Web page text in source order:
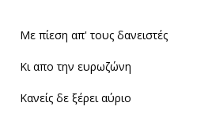
Με πίεση απ' τους δανειστές
Κι απο την ευρωζώνη
Κανείς δε ξέρει αύριο